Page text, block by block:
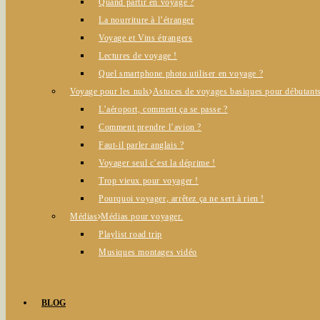
Quand partir en voyage ?
La nourriture à l’étranger
Voyage et Vins étrangers
Lectures de voyage !
Quel smartphone photo utiliser en voyage ?
Voyage pour les nuls Astuces de voyages basiques pour
L’aéroport, comment ça se passe ?
Comment prendre l’avion ?
Faut-il parler anglais ?
Voyager seul c’est la déprime !
Trop vieux pour voyager !
Pourquoi voyager, arrêtez ça ne sert à rien !
Médias Médias pour voyager.
Playlist road trip
Musiques montages vidéo
BLOG